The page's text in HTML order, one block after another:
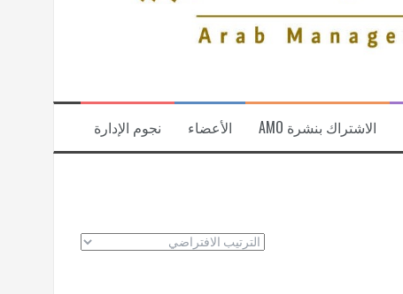
نجوم الإدارة الأعضاء الاشتراك بنشرة AMO